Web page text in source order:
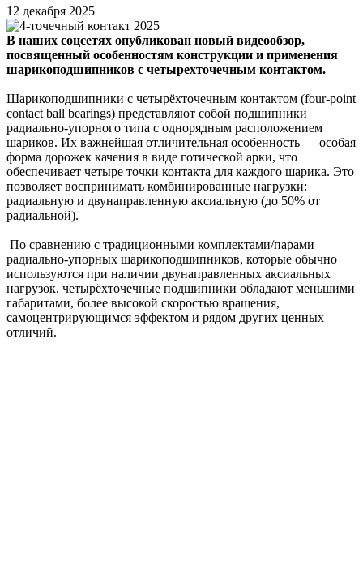
12 декабря 2025
В наших соцсетях опубликован новый видеообзор,
посвященный особенностям конструкции и применения
шарикоподшипников с четырехточечным контактом.
Шарикоподшипники с четырёхточечным контактом (four-point
contact ball bearings) представляют собой подшипники
радиально-упорного типа с однорядным расположением
шариков. Их важнейшая отличительная особенность — особая
форма дорожек качения в виде готической арки, что
обеспечивает четыре точки контакта для каждого шарика. Это
позволяет воспринимать комбинированные нагрузки:
радиальную и двунаправленную аксиальную (до 50% от
радиальной).
По сравнению с традиционными комплектами/парами
радиально-упорных шарикоподшипников, которые обычно
используются при наличии двунаправленных аксиальных
нагрузок, четырёхточечные подшипники обладают меньшими
габаритами, более высокой скоростью вращения,
самоцентрирующимся эффектом и рядом других ценных
отличий.